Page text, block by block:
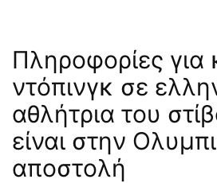
Πληροφορίες
ντόπινγκ σε
αθλήτρια του
είναι στην
αποστολή